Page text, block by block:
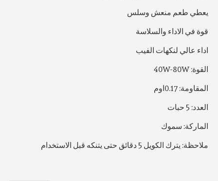
يعطي طعم منعش وسلس
قوة في الاداء والسلاسة
اداء عالي لنكهات الفيب
القوة: 40W-80W
المقاومة: 0.17اوم
العدد: 5 حبات
الماركة: سموك
ملاحظة: يترك الكويل 5 دقائق حتى يتنكه قبل الاستخدام